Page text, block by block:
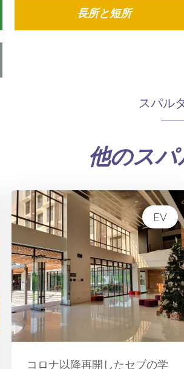
長所と短所
スパル
他のス
EV
コロナ以降再開したセブの学